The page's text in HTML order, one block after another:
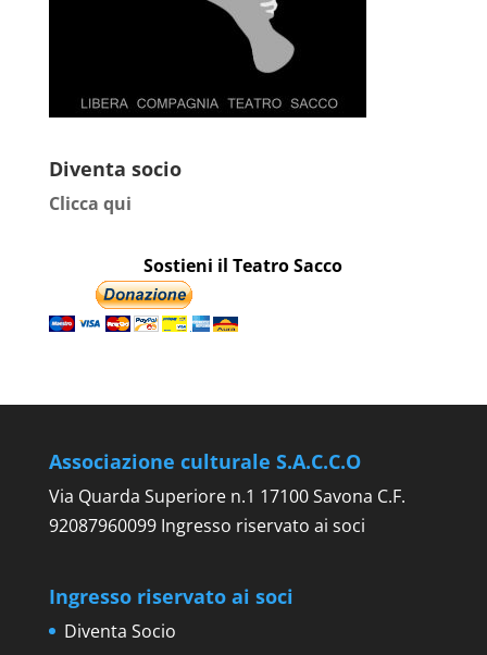
Diventa socio
Clicca qui
Sostieni il Teatro Sacco
Associazione culturale S.A.C.C.O
Via Quarda Superiore n.1 17100 Savona C.F.
92087960099 Ingresso riservato ai soci
Ingresso riservato ai soci
Diventa Socio